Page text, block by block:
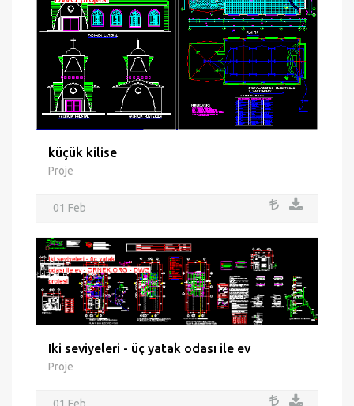
küçük kilise
Proje
01 Feb
Iki seviyeleri - üç yatak odası ile ev
Proje
01 Feb